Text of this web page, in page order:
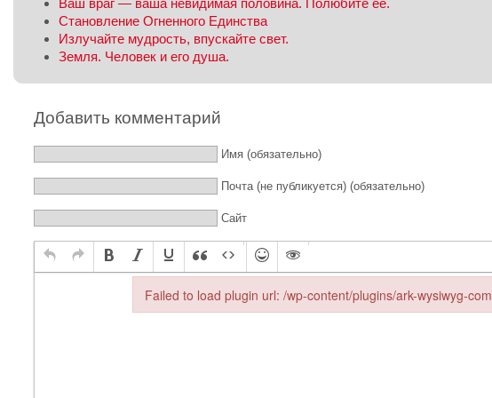
Становление Огненного Единства
Излучайте мудрость, впускайте свет.
Земля. Человек и его душа.
Добавить комментарий
Имя (обязательно)
Почта (не публикуется) (обязательно)
Сайт
Failed to load plugin url: /wp-content/plugins/ark-wysiwyg-
Failed to load plugin url: /wp-content/plugins/ark-wysiwyg-